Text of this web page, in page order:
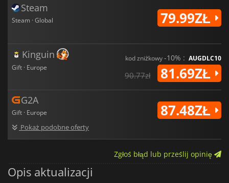
Steam
Steam · Global 79.99ZŁ
Kinguin
Gift · Europe
kod zniżkowy-10% : AUGDLC10
90.77zł 81.69ZŁ
G2A
Gift · Europe
Pokaż podobne oferty
87.48ZŁ
Zgłoś błąd lub prześlij opinię
Opis aktualizacji